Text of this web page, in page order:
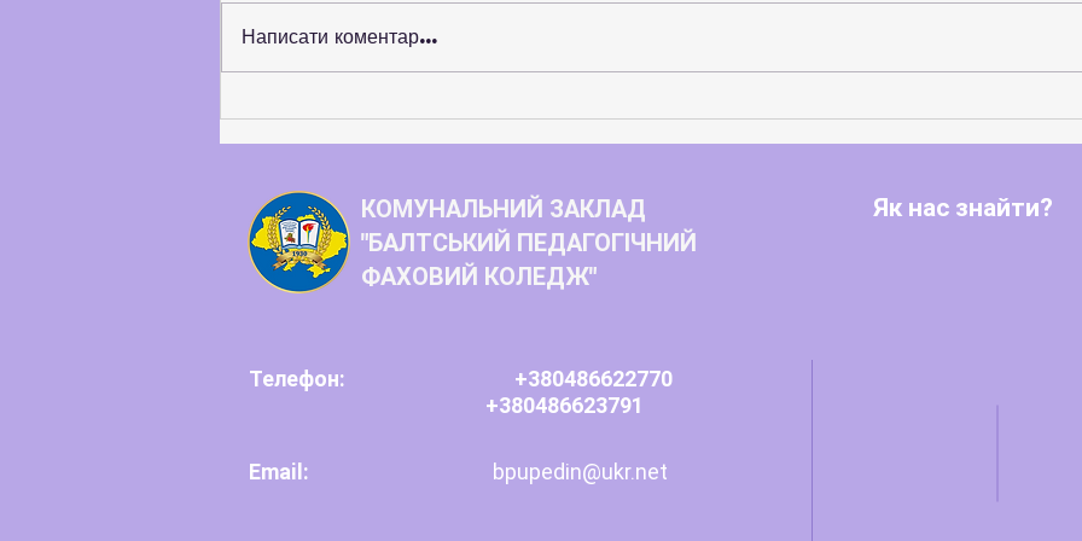
Написати коментар...
КОМУНАЛЬНИЙ ЗАКЛАД
"БАЛТСЬКИЙ ПЕДАГОГІЧНИЙ
ФАХОВИЙ КОЛЕДЖ"
Телефон:
+380486622770
+380486623791
Email: bpupedin@ukr.net
Як нас знайти?